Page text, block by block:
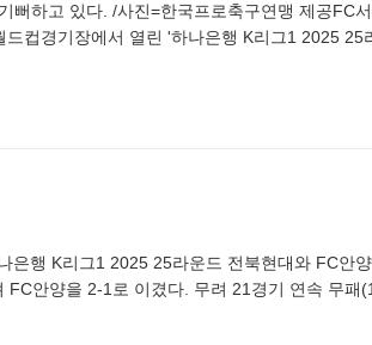
하고 있다. /사진=한국프로축구연맹 제공FC
컵경기장에서 열린 '하나은행 K리그1 2025 25
행 K리그1 2025 25라운드 전북현대와 FC안
안양을 2-1로 이겼다. 무려 21경기 연속 무패